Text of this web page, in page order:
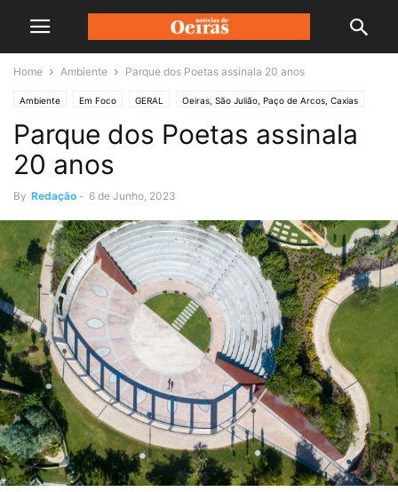
Home Ambiente Parque dos Poetas assinala 20 anos
Ambiente Em Foco GERAL Oeiras, São Julião, Paço de Arcos, Caxias
Parque dos Poetas assinala
20 anos
By Redação - 6 de Junho, 2023